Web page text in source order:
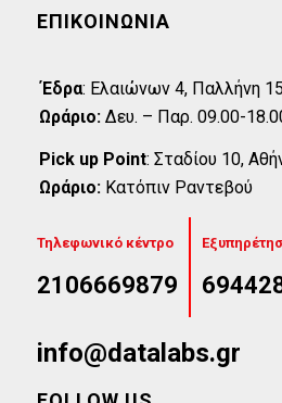
ΕΠΙΚΟΙΝΩΝΊΑ
Έδρα: Eλαιώνων 4, Παλλήνη
Ωράριο: Δευ. – Παρ. 09.00-
Pick up Point: Σταδίου 10,
Ωράριο: Κατόπιν Ραντεβού
Τηλεφωνικό κέντρο
2106669879
info@datalabs.gr